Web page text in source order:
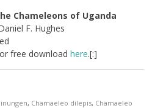
Chameleons of Uganda
F. Hughes
free download here.[:]
, Chamaeleo dilepis, Chamaeleo